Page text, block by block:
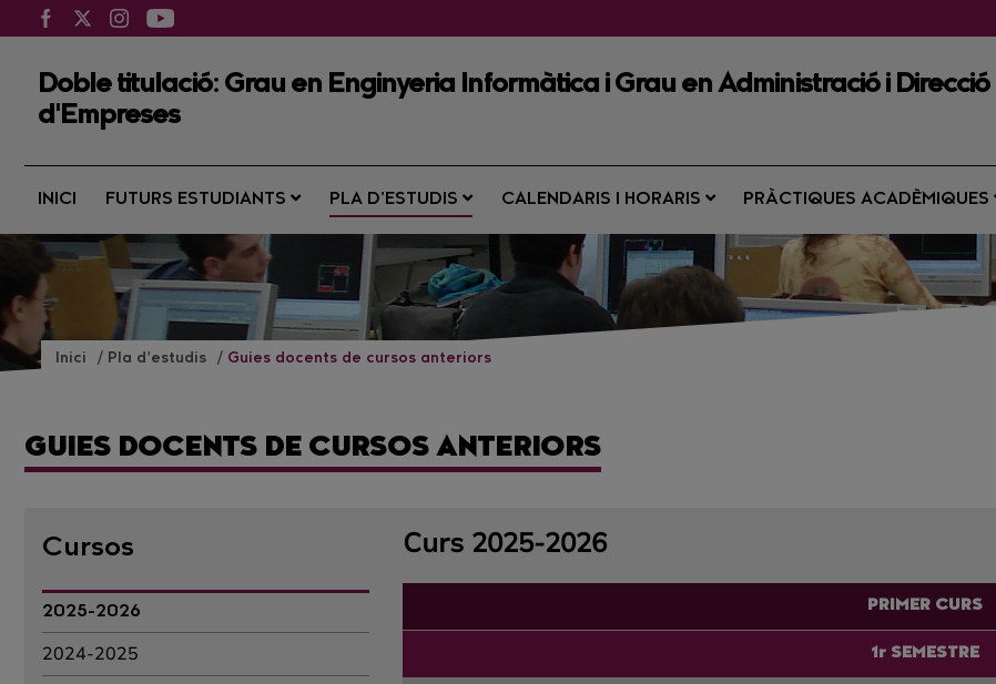
Doble titulació: Grau en Enginyeria Informàtica i Grau en Administració i Direcció
d'Empreses
INICI FUTURS ESTUDIANTS PLA D’ESTUDIS CALENDARIS I HORARIS PRÀCTIQUES ACADÈMIQUES
Inici Pla d’estudis Guies docents de cursos anteriors
GUIES DOCENTS DE CURSOS ANTERIORS
Cursos
2025-2026
2024-2025
Curs 2025-2026
PRIMER CURS
1r SEMESTRE